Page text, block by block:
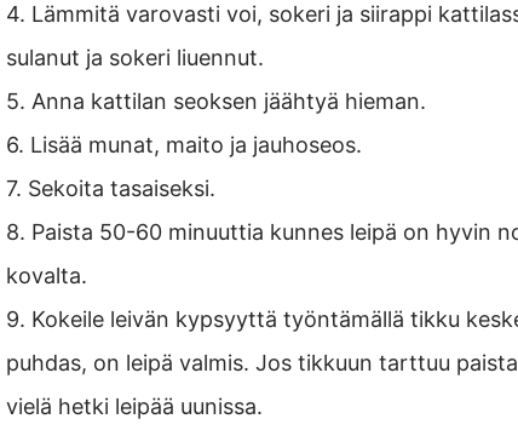
4. Lämmitä varovasti voi, sokeri ja siirappi
sulanut ja sokeri liuennut.
5. Anna kattilan seoksen jäähtyä hieman.
6. Lisää munat, maito ja jauhoseos.
7. Sekoita tasaiseksi.
8. Paista 50-60 minuuttia kunnes leipä on hyvin
kovalta.
9. Kokeile leivän kypsyyttä työntämällä tikku
puhdas, on leipä valmis. Jos tikkuun tarttuu
vielä hetki leipää uunissa.